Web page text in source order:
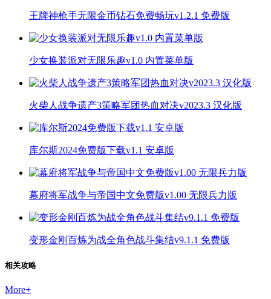
王牌神枪手无限金币钻石免费畅玩v1.2.1 免费版
少女换装派对无限乐趣v1.0 内置菜单版
火柴人战争遗产3策略军团热血对决v2023.3 汉化版
库尔斯2024免费版下载v1.1 安卓版
幕府将军战争与帝国中文免费版v1.00 无限兵力版
变形金刚百炼为战全角色战斗集结v9.1.1 免费版
相关攻略
More+